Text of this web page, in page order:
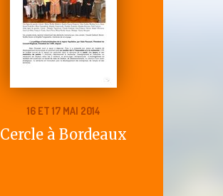
16 ET 17 MAI 2014
Cercle à Bordeaux